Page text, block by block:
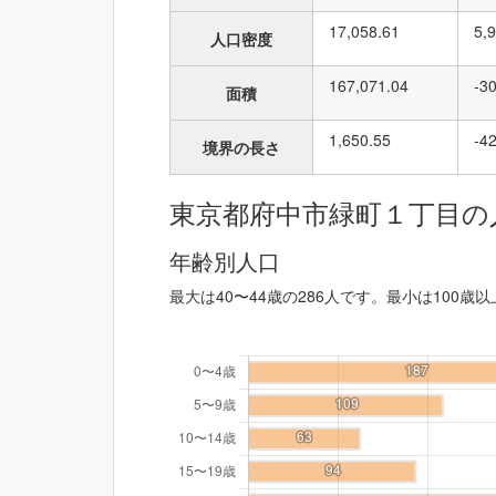
人口密度 17,058.61
面積 167,071.04 -
境界の長さ 1,650.55 -
東京都府中市緑町１丁目
年齢別人口
最大は40〜44歳の286人です。最小は100歳以